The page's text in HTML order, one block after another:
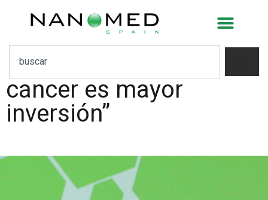
Josep Samitier: “El
mayor reto de
nanomedicina contra
cáncer es mayor
inversión”